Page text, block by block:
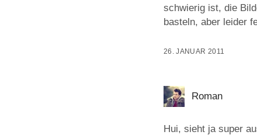
schwierig ist, die
basteln, aber leider
26. JANUAR 2011
Roman
Hui, sieht ja super